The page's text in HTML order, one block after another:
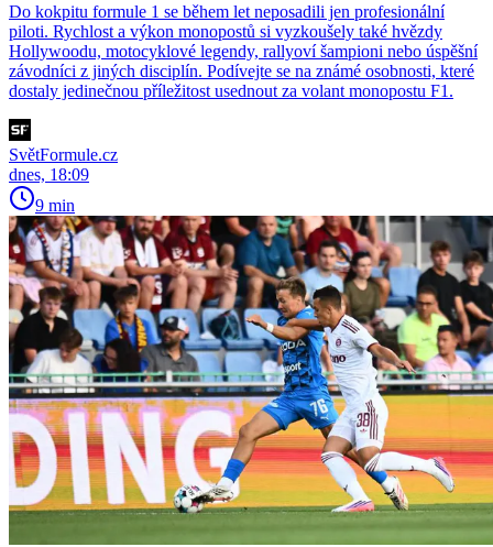
Do kokpitu formule 1 se během let neposadili jen profesionální
piloti. Rychlost a výkon monopostů si vyzkoušely také hvězdy
Hollywoodu, motocyklové legendy, rallyoví šampioni nebo úspěšní
závodníci z jiných disciplín. Podívejte se na známé osobnosti, které
dostaly jedinečnou příležitost usednout za volant monopostu F1.
SvětFormule.cz
dnes, 18:09
9 min